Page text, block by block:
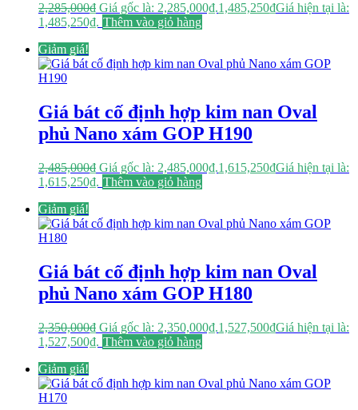
2,285,000₫ Giá gốc là: 2,285,000₫.1,485,250₫Giá hiện tại là:
1,485,250₫. Thêm vào giỏ hàng
Giảm giá!
Giá bát cố định hợp kim nan Oval
phủ Nano xám GOP H190
2,485,000₫ Giá gốc là: 2,485,000₫.1,615,250₫Giá hiện tại là:
1,615,250₫. Thêm vào giỏ hàng
Giảm giá!
Giá bát cố định hợp kim nan Oval
phủ Nano xám GOP H180
2,350,000₫ Giá gốc là: 2,350,000₫.1,527,500₫Giá hiện tại là:
1,527,500₫. Thêm vào giỏ hàng
Giảm giá!